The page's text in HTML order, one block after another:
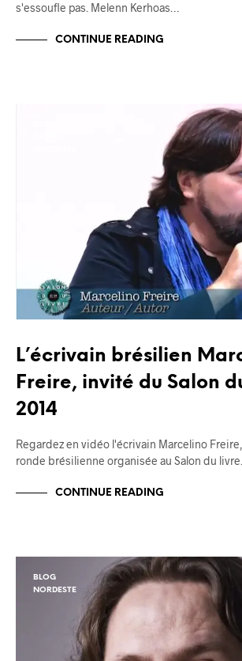
s'essoufle pas. Melenn Kerhoas…
CONTINUE READING
L’écrivain brésilien
Freire, invité du Salon
2014
Regardez en vidéo l'écrivain Marcelino
ronde brésilienne organisée au Salon du livre…
CONTINUE READING
BLOG
NORDESTE